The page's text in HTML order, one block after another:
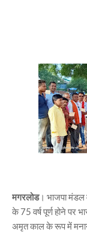
मगरलोड। भाजपा
के 75 वर्ष पूर्ण होने पर
अमृत काल के रूप में मनाने